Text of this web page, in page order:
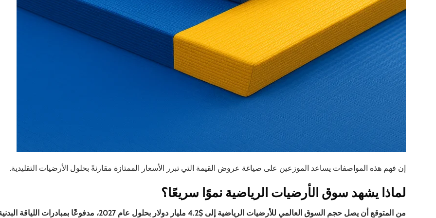
إن فهم هذه المواصفات يساعد الموزعين على صياغة عروض القيمة التي تبرر الأسعار الممتازة مقارنةً بحلول الأرضيات التقليدية.
لماذا يشهد سوق الأرضيات الرياضية نموًا سريعًا؟
من المتوقع أن يصل حجم السوق العالمي للأرضيات الرياضية إلى $4.2 مليار دولار بحلول عام 2027، مدفوعًا بمبادرات اللياقة